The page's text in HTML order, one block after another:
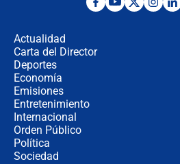
Desde
Actualidad
Carta del Director
Deportes
Economía
Emisiones
Entretenimiento
Internacional
Orden Público
Política
Sociedad